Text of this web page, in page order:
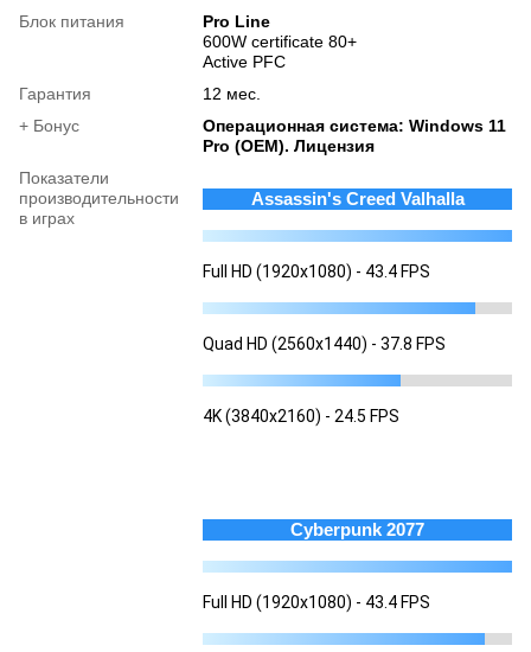
Блок питания
Pro Line
600W certificate 80+
Active PFC
Гарантия
12 мес.
+ Бонус
Операционная система: Windows 11
Pro (OEM). Лицензия
Показатели
производительности
в играх
Assassin's Creed Valhalla
Full HD (1920x1080) - 43.4 FPS
Quad HD (2560x1440) - 37.8 FPS
4K (3840x2160) - 24.5 FPS
Cyberpunk 2077
Full HD (1920x1080) - 43.4 FPS